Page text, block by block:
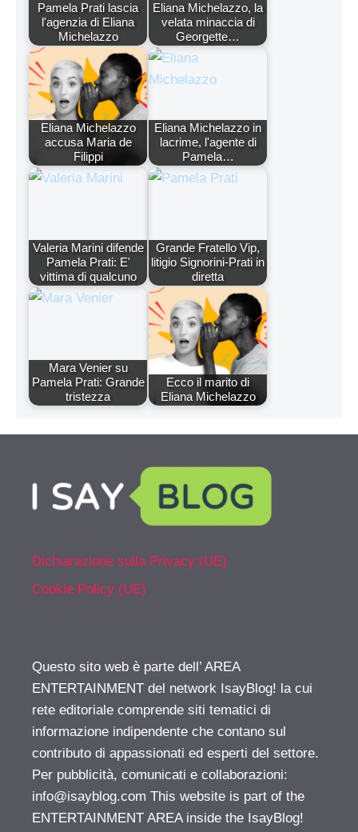
Pamela Prati lascia
l'agenzia di Eliana
Michelazzo
Eliana Michelazzo, la
velata minaccia di
Georgette…
Eliana Michelazzo
accusa Maria de
Filippi
Eliana Michelazzo in
lacrime, l'agente di
Pamela…
Valeria Marini difende
Pamela Prati: E'
vittima di qualcuno
Grande Fratello Vip,
litigio Signorini-Prati in
diretta
Mara Venier su
Pamela Prati: Grande
tristezza
Ecco il marito di
Eliana Michelazzo
Dichiarazione sulla Privacy (UE)
Cookie Policy (UE)
Questo sito web è parte dell’ AREA
ENTERTAINMENT del network IsayBlog! la cui
rete editoriale comprende siti tematici di
informazione indipendente che contano sul
contributo di appassionati ed esperti del settore.
Per pubblicità, comunicati e collaborazioni:
info@isayblog.com This website is part of the
ENTERTAINMENT AREA inside the IsayBlog!